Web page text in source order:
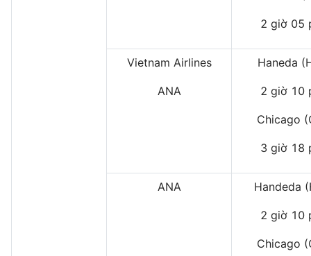
2 giờ 05
Vietnam Airlines
ANA
Haneda
2 giờ 10
Chicago
3 giờ 18
ANA Handeda
2 giờ 10
Chicago